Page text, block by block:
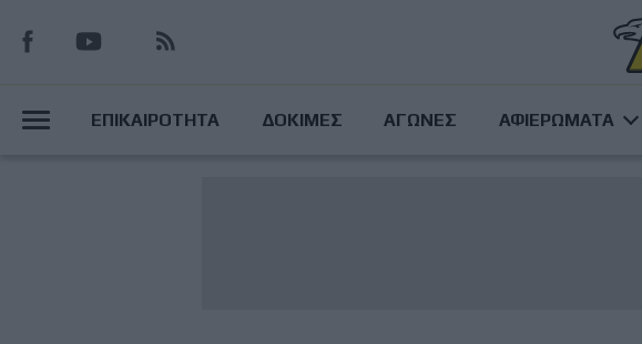
προς
κυρίως
MainΕΠΙΚΑΙΡΟΤΗΤΑ ΔΟΚΙΜΕΣ ΑΓΩΝΕΣ ΑΦΙΕΡΩΜΑΤΑ